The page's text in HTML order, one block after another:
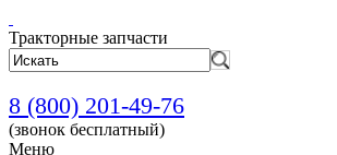
Тракторные запчасти
8 (800) 201-49-76
(звонок бесплатный)
Меню